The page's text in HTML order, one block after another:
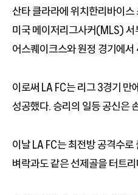
산타 클라라에 위치한리바이
미국 메이저리그사커(MLS) 서
어스퀘이크스와 원정 경기에
이로써 LA FC는 리그 3경기 만
성공했다. 승리의 일등 공신은
이날 LA FC는 최전방 공격수로
벼락과도 같은 선제골을 터트